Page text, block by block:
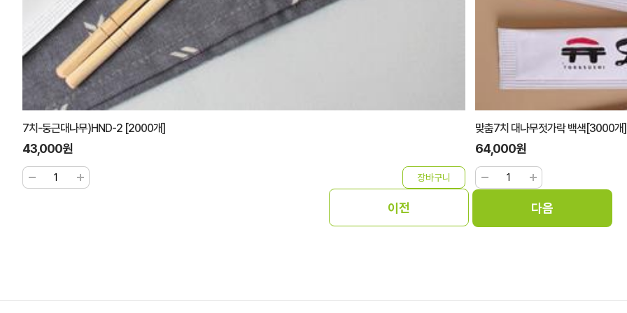
7치-둥근대나무)HND-2 [2000개]
43,000원
맞춤7치 대나무젓가락 백색[3000개]
64,000원